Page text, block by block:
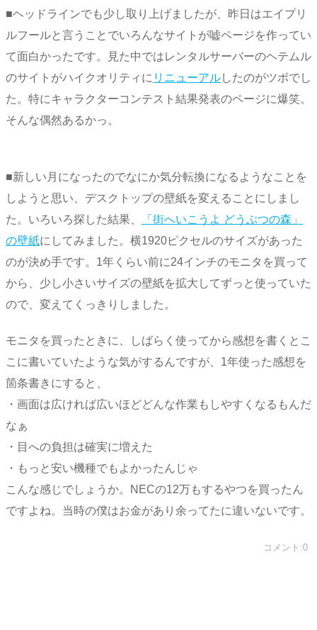
■ヘッドラインでも少し取り上げましたが、昨日はエイプリ
ルフールと言うことでいろんなサイトが嘘ページを作ってい
て面白かったです。見た中ではレンタルサーバーのヘテムル
のサイトがハイクオリティに リニューアルしたのがツボでし
た。特にキャラクターコンテスト結果発表のページに爆笑。
そんな偶然あるかっ。
■新しい月になったのでなにか気分転換になるようなことを
しようと思い、デスクトップの壁紙を変えることにしまし
た。いろいろ探した結果、
「街へいこうよ どうぶつの森」
の壁紙にしてみました。横1920ピクセルのサイズがあった
のが決め手です。1年くらい前に24インチのモニタを買って
から、少し小さいサイズの壁紙を拡大してずっと使っていた
ので、変えてくっきりしました。
モニタを買ったときに、しばらく使ってから感想を書くとこ
こに書いていたような気がするんですが、1年使った感想を
箇条書きにすると、
・画面は広ければ広いほどどんな作業もしやすくなるもんだ
なぁ
・目への負担は確実に増えた
・もっと安い機種でもよかったんじゃ
こんな感じでしょうか。NECの12万もするやつを買ったん
ですよね。当時の僕はお金があり余ってたに違いないです。
コメント:0